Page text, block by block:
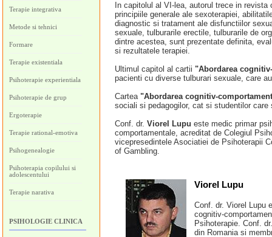
Terapie integrativa
Metode si tehnici
Formare
Terapie existentiala
Psihoterapie experientiala
Psihoterapie de grup
Ergoterapie
Terapie rational-emotiva
Psihogenealogie
Psihoterapia copilului si
adolescentului
Terapie narativa
PSIHOLOGIE CLINICA
In capitolul al VI-lea, autorul trece in
principiile generale ale sexoterapiei,
diagnostic si tratament ale disfunctiilor
sexuale, tulburarile erectile, tulburarile de
dintre acestea, sunt prezentate definita,
si rezultatele terapiei.
Ultimul capitol al cartii "Abordarea
pacienti cu diverse tulburari sexuale, care
Cartea "Abordarea cognitiv-
sociali si pedagogilor, cat si studentilor
Conf. dr. Viorel Lupu este medic primar
comportamentale, acreditat de Colegiul
vicepresedintele Asociatiei de Psihoterapii
of Gambling.
Viorel Lupu
Conf. dr. Viorel Lupu
cognitiv-
Psihoterapie. Conf.
din Romania si